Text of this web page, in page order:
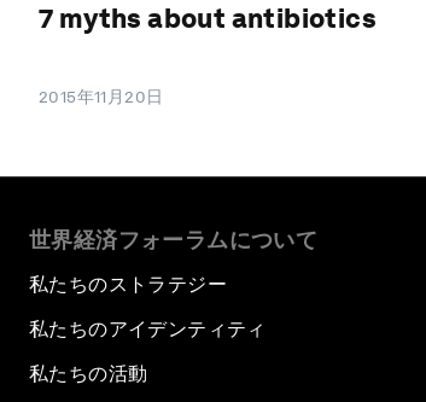
7 myths about antibiotics
2015年11月20日
世界経済フォーラムについて
私たちのストラテジー
私たちのアイデンティティ
私たちの活動